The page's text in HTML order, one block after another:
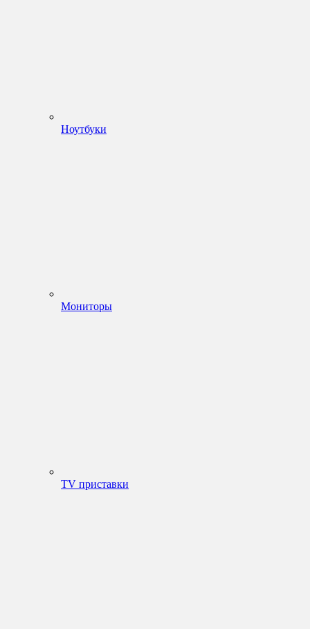
Ноутбуки
Мониторы
TV приставки